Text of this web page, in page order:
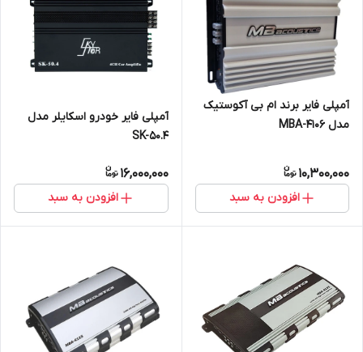
آمپلی فایر برند ام بی آکوستیک
مدل MBA-4106
10,300,000
افزودن به سبد
آمپلی فایر خودرو اسکایلر مدل
SK-50.4
16,000,000
افزودن به سبد